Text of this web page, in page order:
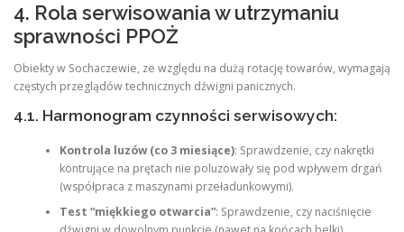
4. Rola serwisowania w utrzymaniu
sprawności PPOŻ
Obiekty w Sochaczewie, ze względu na dużą rotację towarów, wymagają
częstych przeglądów technicznych dźwigni panicznych.
4.1. Harmonogram czynności serwisowych:
Kontrola luzów (co 3 miesiące): Sprawdzenie, czy nakrętki
kontrujące na prętach nie poluzowały się pod wpływem drgań
(współpraca z maszynami przeładunkowymi).
Test “miękkiego otwarcia”: Sprawdzenie, czy naciśnięcie